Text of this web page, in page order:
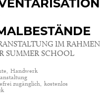
IM RAHMEN
SUMMER SCHOOL
Handwerk
zugänglich, kostenlos